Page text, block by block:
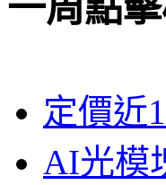
一周點
定價近
AI光模